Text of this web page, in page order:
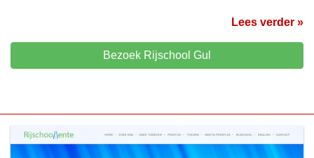
Lees verder »
Bezoek Rijschool Gul